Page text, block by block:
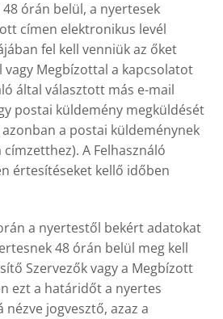
órán belül, a nyertesek
címen elektronikus levél
fel kell venniük az őket
vagy Megbízottal a kapcsolatot
által választott más e-mail
postai küldemény megküldését
a postai küldeménynek
A Felhasználó
értesítéseket kellő időben
a nyertestől bekért adatokat
48 órán belül meg kell
Szervezők vagy a Megbízott
ezt a határidőt a nyertes
nézve jogvesztő, azaz a